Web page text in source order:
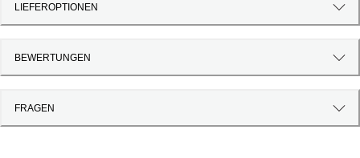
LIEFEROPTIONEN
BEWERTUNGEN
FRAGEN